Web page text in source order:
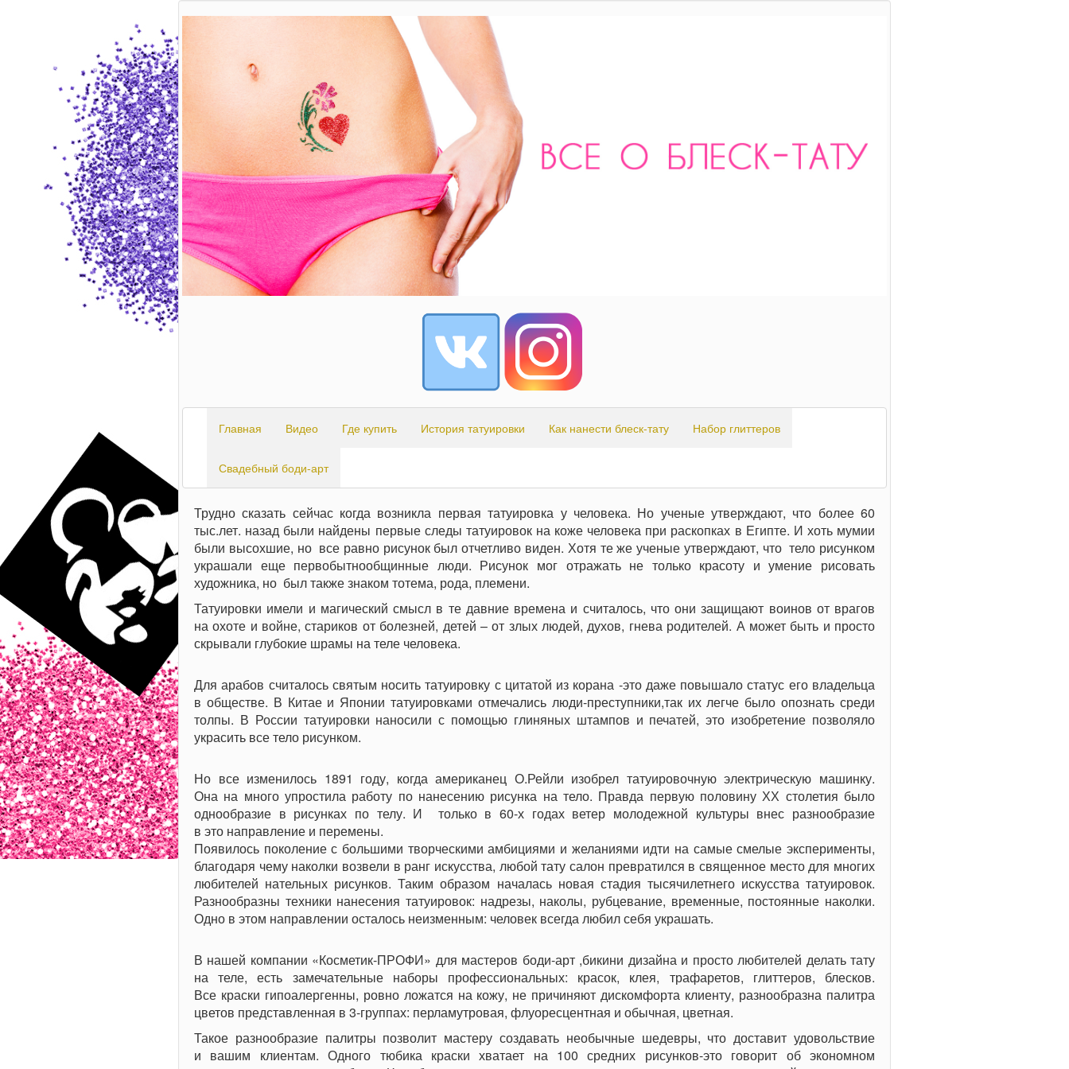
Главная Видео Где купить История татуировки Как нанести блеск-тату Набор глиттеров
Свадебный боди-арт
Трудно сказать сейчас когда возникла первая татуировка у человека. Но ученые утверждают, что более 60
тыс.лет. назад были найдены первые следы татуировок на коже человека при раскопках в Египте. И хоть мумии
были высохшие, но все равно рисунок был отчетливо виден. Хотя те же ученые утверждают, что тело рисунком
украшали еще первобытнообщинные люди. Рисунок мог отражать не только красоту и умение рисовать
художника, но был также знаком тотема, рода, племени.
Татуировки имели и магический смысл в те давние времена и считалось, что они защищают воинов от врагов
на охоте и войне, стариков от болезней, детей – от злых людей, духов, гнева родителей. А может быть и просто
скрывали глубокие шрамы на теле человека.
Для арабов считалось святым носить татуировку с цитатой из корана -это даже повышало статус его владельца
в обществе. В Китае и Японии татуировками отмечались люди-преступники,так их легче было опознать среди
толпы. В России татуировки наносили с помощью глиняных штампов и печатей, это изобретение позволяло
украсить все тело рисунком.
Но все изменилось 1891 году, когда американец О.Рейли изобрел татуировочную электрическую машинку.
Она на много упростила работу по нанесению рисунка на тело. Правда первую половину ХХ столетия было
однообразие в рисунках по телу. И только в 60-х годах ветер молодежной культуры внес разнообразие
в это направление и перемены.
Появилось поколение с большими творческими амбициями и желаниями идти на самые смелые эксперименты,
благодаря чему наколки возвели в ранг искусства, любой тату салон превратился в священное место для многих
любителей нательных рисунков. Таким образом началась новая стадия тысячилетнего искусства татуировок.
Разнообразны техники нанесения татуировок: надрезы, наколы, рубцевание, временные, постоянные наколки.
Одно в этом направлении осталось неизменным: человек всегда любил себя украшать.
В нашей компании «Косметик-ПРОФИ» для мастеров боди-арт ,бикини дизайна и просто любителей делать тату
на теле, есть замечательные наборы профессиональных: красок, клея, трафаретов, глиттеров, блесков.
Все краски гипоалергенны, ровно ложатся на кожу, не причиняют дискомфорта клиенту, разнообразна палитра
цветов представленная в 3-группах: перламутровая, флуоресцентная и обычная, цветная.
Такое разнообразие палитры позволит мастеру создавать необычные шедевры, что доставит удовольствие
и вашим клиентам. Одного тюбика краски хватает на 100 средних рисунков-это говорит об экономном